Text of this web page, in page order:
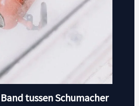
tussen Schumacher